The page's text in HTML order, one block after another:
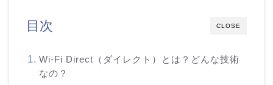
CLOSE
目次
Wi-Fi Direct（ダイレクト）とは？どんな技術
なの？